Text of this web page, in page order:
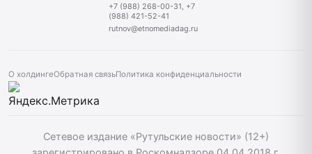
+7 (988) 268-00-31, +7
(988) 421-52-41
rutnov@etnomediadag.ru
О холдингеОбратная связьПолитика конфиденциальности
Сетевое издание «Рутульские новости» (12+)